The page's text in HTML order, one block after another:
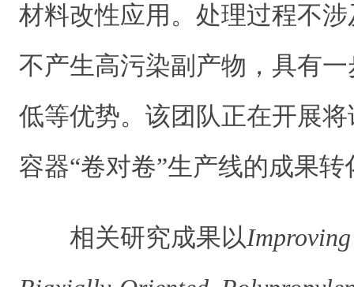
材料改性应用。处理过程不
不产生高污染副产物，具有
低等优势。该团队正在开展
容器“卷对卷”生产线的成果转
相关研究成果以